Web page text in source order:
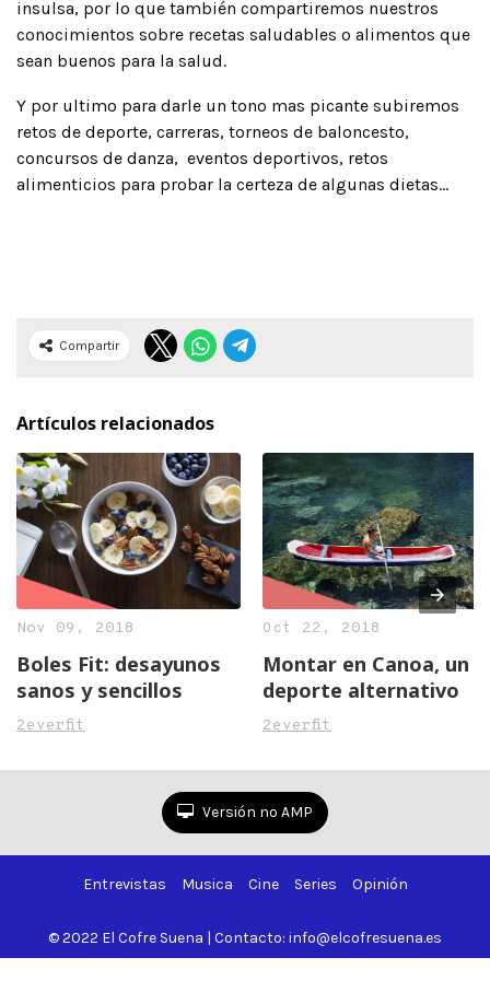
insulsa, por lo que también compartiremos nuestros
conocimientos sobre recetas saludables o alimentos que
sean buenos para la salud.
Y por ultimo para darle un tono mas picante subiremos
retos de deporte, carreras, torneos de baloncesto,
concursos de danza, eventos deportivos, retos
alimenticios para probar la certeza de algunas dietas…
Compartir
Artículos relacionados
Nov 09, 2018
Boles Fit: desayunos
sanos y sencillos
2everfit
Oct 22, 2018
Montar en Canoa, un
deporte alternativo
2everfit
Versión no AMP
Entrevistas Musica Cine Series Opinión
© 2022 El Cofre Suena | Contacto: info@elcofresuena.es